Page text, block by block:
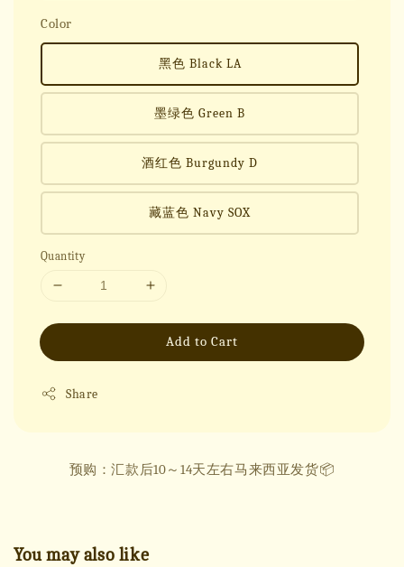
Color
黑色 Black LA
墨绿色 Green B
酒红色 Burgundy D
藏蓝色 Navy SOX
Quantity
Add to Cart
Share
预购：汇款后10～14天左右马来西亚发货📦
You may also like